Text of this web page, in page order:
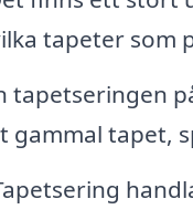
tapeter som
tapetseringen
tapet,